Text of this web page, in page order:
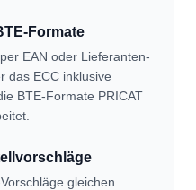
Formate
EAN oder Lieferanten-
das ECC inklusive
BTE-Formate PRICAT
gleichen